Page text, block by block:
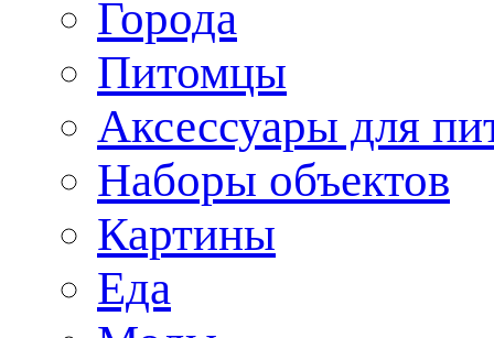
Города
Питомцы
Аксессуары для
Наборы объектов
Картины
Еда